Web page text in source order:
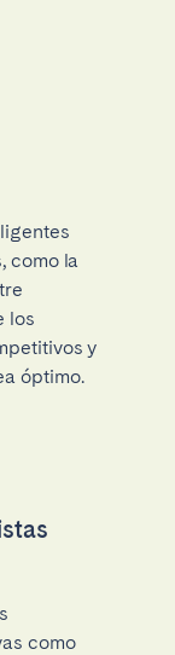
como la
los
y
óptimo.
como